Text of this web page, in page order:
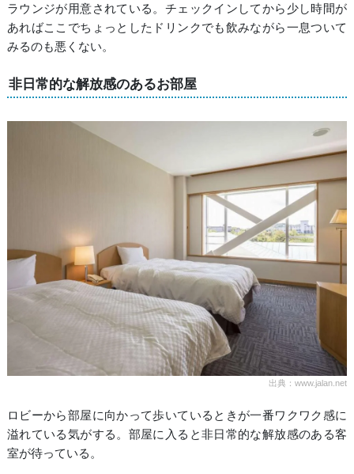
ラウンジが用意されている。チェックインしてから少し時間が
あればここでちょっとしたドリンクでも飲みながら一息ついて
みるのも悪くない。
非日常的な解放感のあるお部屋
出典：www.jalan.net
ロビーから部屋に向かって歩いているときが一番ワクワク感に
溢れている気がする。部屋に入ると非日常的な解放感のある客
室が待っている。